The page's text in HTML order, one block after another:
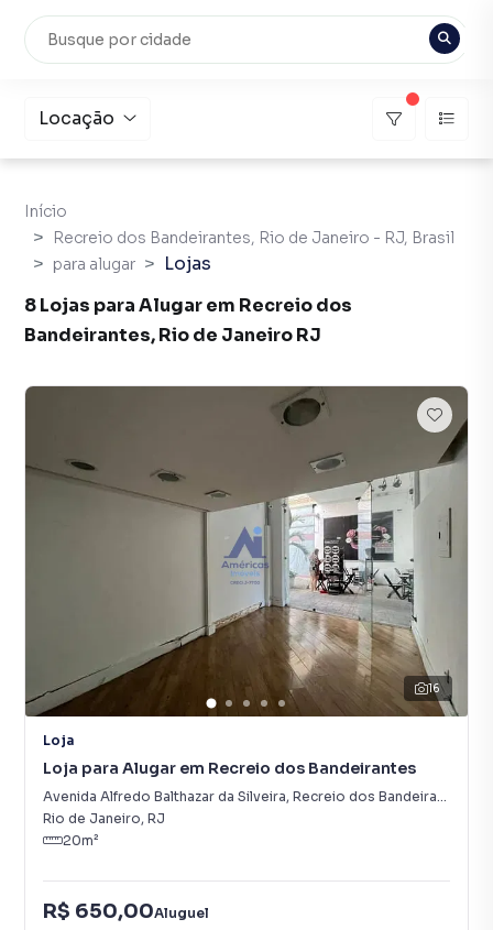
Locação
Início
Recreio dos Bandeirantes, Rio de Janeiro - RJ, Brasil
para alugar
Lojas
8 Lojas para Alugar em Recreio dos
Bandeirantes, Rio de Janeiro RJ
16
Loja
Loja para Alugar em Recreio dos Bandeirantes
Avenida Alfredo Balthazar da Silveira, Recreio dos Bandeirantes
Rio de Janeiro, RJ
20m²
R$ 650,00Aluguel